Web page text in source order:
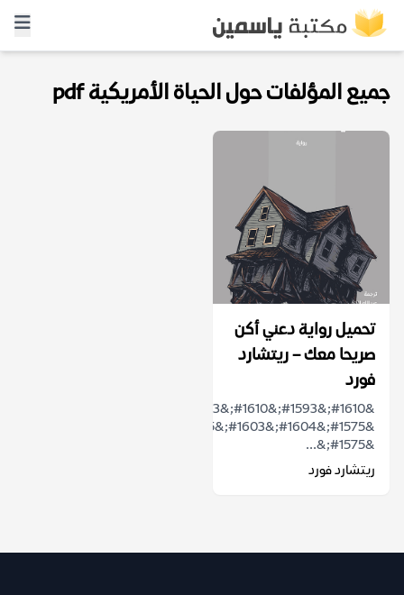
جميع المؤلفات حول الحياة الأمريكية pdf
تحميل رواية دعني أكن
صريحا معك – ريتشارد
فورد
&#1575;&...
ريتشارد فورد